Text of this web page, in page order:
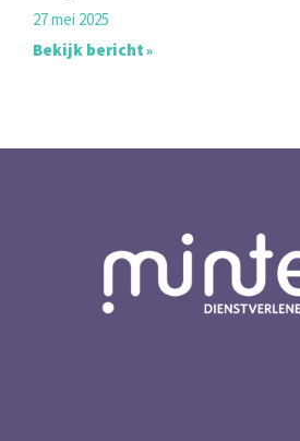
27 mei 2025
Bekijk bericht